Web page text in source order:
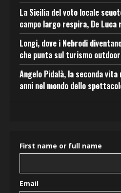
La Sicilia del voto locale
campo largo respira, De
Longi, dove i Nebrodi
che punta sul turismo outdoor
Angelo Pidalà, la seconda vita
anni nel mondo dello
First name or full name
Email